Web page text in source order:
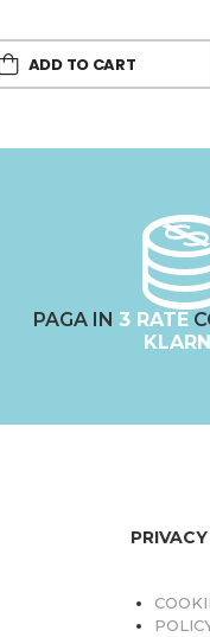
ADD TO CART
PAGA IN 3 RATE